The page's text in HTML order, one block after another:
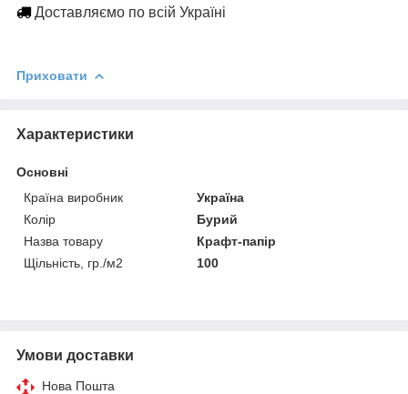
Доставляємо по всій Україні
Приховати
Характеристики
Основні
Країна виробник
Україна
Колір
Бурий
Назва товару
Крафт-папір
Щільність, гр./м2
100
Умови доставки
Нова Пошта